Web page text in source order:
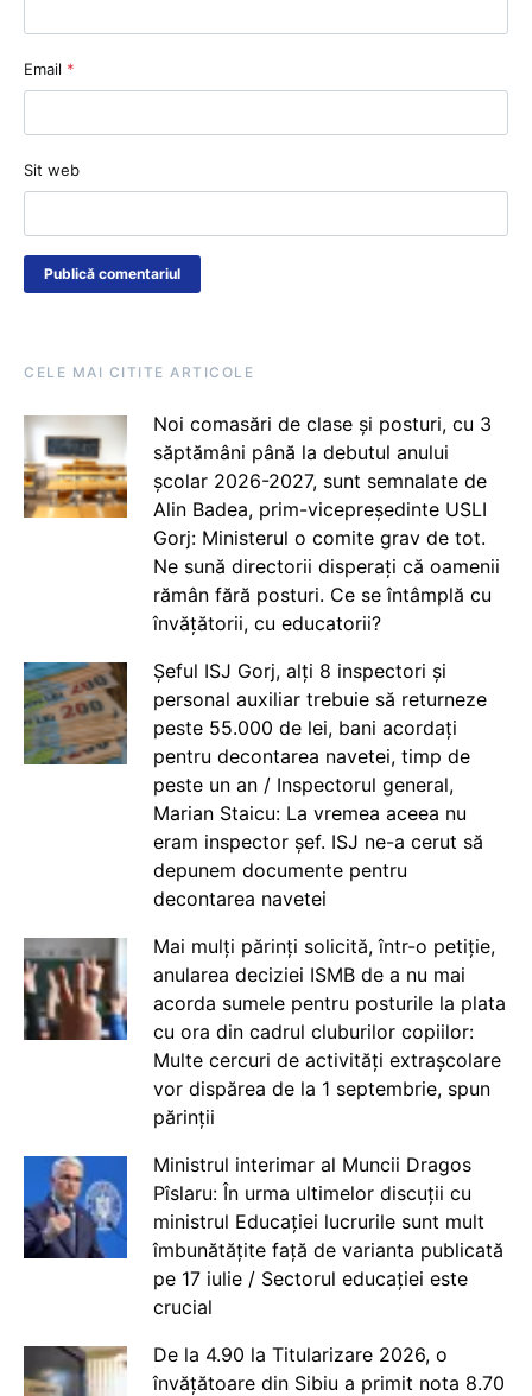
Email *
Sit web
CELE MAI CITITE ARTICOLE
Noi comasări de clase și posturi, cu 3
săptămâni până la debutul anului
școlar 2026-2027, sunt semnalate de
Alin Badea, prim-vicepreședinte USLI
Gorj: Ministerul o comite grav de tot.
Ne sună directorii disperați că oamenii
rămân fără posturi. Ce se întâmplă cu
învățătorii, cu educatorii?
Șeful ISJ Gorj, alți 8 inspectori și
personal auxiliar trebuie să returneze
peste 55.000 de lei, bani acordați
pentru decontarea navetei, timp de
peste un an / Inspectorul general,
Marian Staicu: La vremea aceea nu
eram inspector șef. ISJ ne-a cerut să
depunem documente pentru
decontarea navetei
Mai mulți părinți solicită, într-o petiție,
anularea deciziei ISMB de a nu mai
acorda sumele pentru posturile la plata
cu ora din cadrul cluburilor copiilor:
Multe cercuri de activități extrașcolare
vor dispărea de la 1 septembrie, spun
părinții
Ministrul interimar al Muncii Dragos
Pîslaru: În urma ultimelor discuții cu
ministrul Educației lucrurile sunt mult
îmbunătățite față de varianta publicată
pe 17 iulie / Sectorul educației este
crucial
De la 4.90 la Titularizare 2026, o
învățătoare din Sibiu a primit nota 8.70